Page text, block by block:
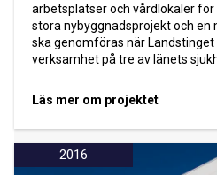
arbetsplatser och vårdlokaler
stora nybyggnadsprojekt och
ska genomföras när
verksamhet på tre av länets
Läs mer om projektet
2016